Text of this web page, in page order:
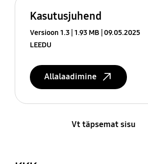
Kasutusjuhend
Versioon 1.3 1.93 MB
09.05.2025
LEEDU
Allalaadimine
Vt täpsemat sisu